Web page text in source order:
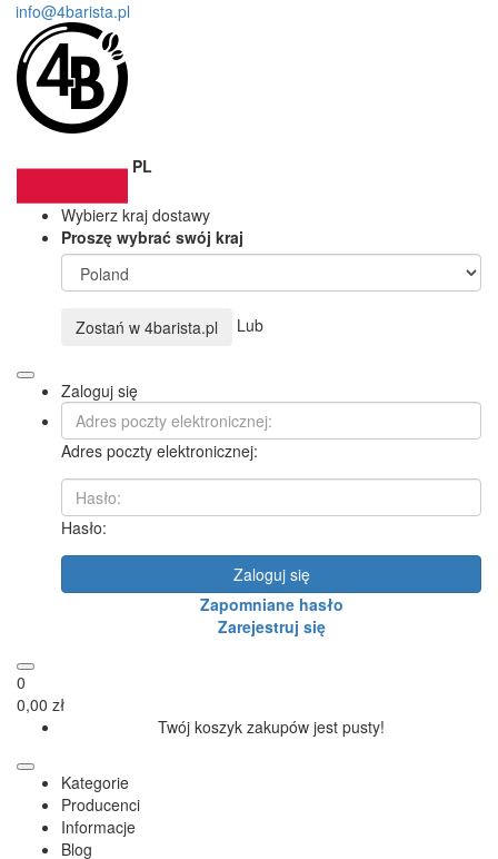
info@4barista.pl
PL
Wybierz kraj dostawy
Proszę wybrać swój kraj
Zostań w 4barista.pl Lub
Zaloguj się
Adres poczty elektronicznej:
Hasło:
Zaloguj się
Zapomniane hasło
Zarejestruj się
0
0,00 zł
Twój koszyk zakupów jest pusty!
Kategorie
Producenci
Informacje
Blog